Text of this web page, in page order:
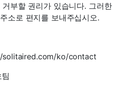
부할 권리가 있습니다. 그러한
소로 편지를 보내주십시오.
solitaired.com/ko/contact